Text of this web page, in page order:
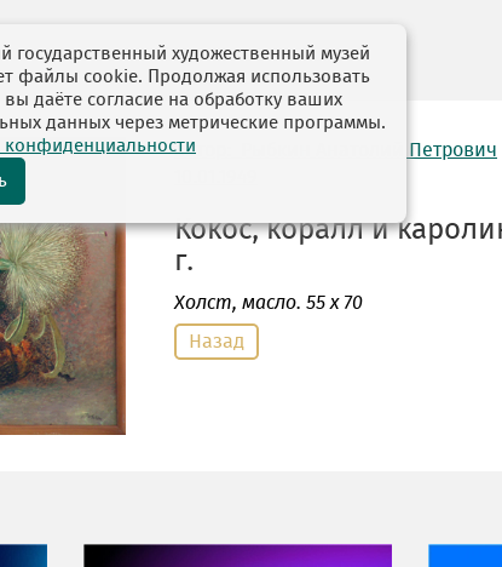
автор: Рыбкин Анатолий Петрович
Кокос, коралл и
г.
Холст, масло. 55 х 70
Назад
НИ
государственный художественный музей
файлы cookie. Продолжая использовать
даёте согласие на обработку ваших
данных через метрические программы.
конфиденциальности